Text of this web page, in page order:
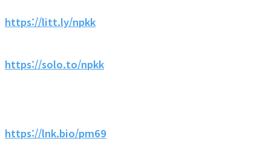
https://litt.ly/npkk
https://solo.to/npkk
https://lnk.bio/pm69